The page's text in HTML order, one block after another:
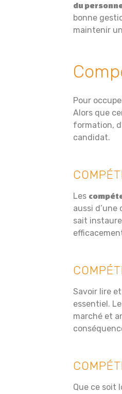
du
bonne
maintenir un
Pour
Alors que
formation,
candidat.
Les
aussi d’une
sait
Savoir lire
essentiel.
marché et
Que ce soit